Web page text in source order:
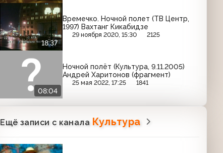
18:37
Времечко. Ночной полет (ТВ Центр,
1997) Вахтанг Кикабидзе
29 ноября 2020, 15:30 2125
08:04
Ночной полёт (Культура, 9.11.2005)
Андрей Харитонов (фрагмент)
25 мая 2022, 17:25 1841
Ещё записи с канала Культура